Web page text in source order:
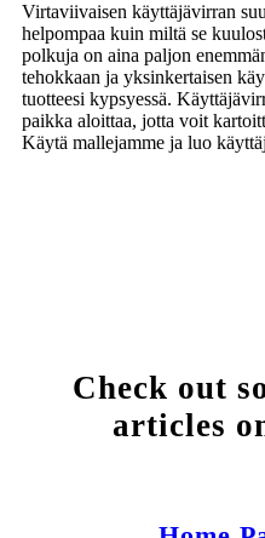
Virtaviivaisen käyttäjävirran
helpompaa kuin miltä se
polkuja on aina paljon
tehokkaan ja yksinkertaisen
tuotteesi kypsyessä.
paikka aloittaa, jotta voit
Käytä mallejamme ja luo
Check out
articles